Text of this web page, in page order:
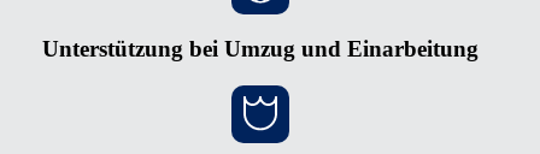
Unterstützung bei Umzug und Einarbeitung